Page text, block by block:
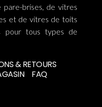
brises, de vitres
et de vitres de toits
pour tous types de
& RETOURS
FAQ